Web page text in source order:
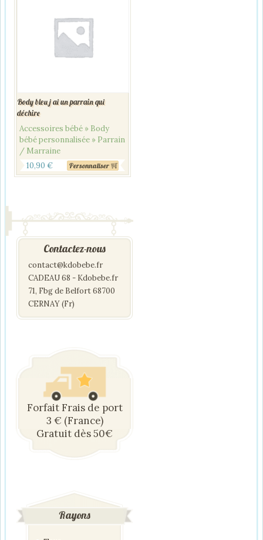
Body bleu j ai un parrain qui
déchire
Accessoires bébé » Body
bébé personnalisée » Parrain
/ Marraine
10,90 € Personnaliser
Contactez-nous
contact@kdobebe.fr
CADEAU 68 - Kdobebe.fr
71, Fbg de Belfort 68700
CERNAY (Fr)
Forfait Frais de port
3 € (France)
Gratuit dès 50€
Rayons